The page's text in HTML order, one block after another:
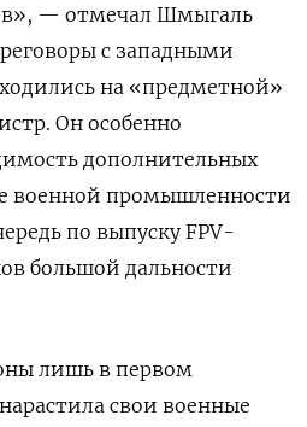
— отмечал Шмыгаль
с западными
на «предметной»
Он особенно
дополнительных
военной промышленности
по выпуску FPV-
большой дальности
лишь в первом
свои военные